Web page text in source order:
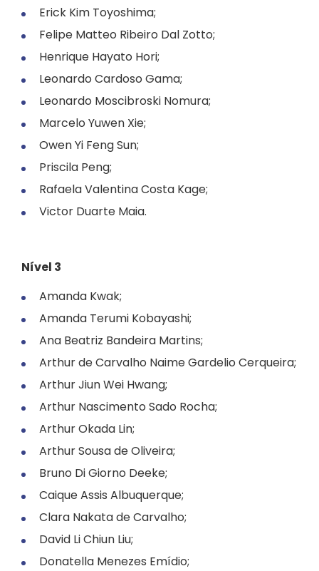
Erick Kim Toyoshima;
Felipe Matteo Ribeiro Dal Zotto;
Henrique Hayato Hori;
Leonardo Cardoso Gama;
Leonardo Moscibroski Nomura;
Marcelo Yuwen Xie;
Owen Yi Feng Sun;
Priscila Peng;
Rafaela Valentina Costa Kage;
Victor Duarte Maia.
Nível 3
Amanda Kwak;
Amanda Terumi Kobayashi;
Ana Beatriz Bandeira Martins;
Arthur de Carvalho Naime Gardelio Cerqueira;
Arthur Jiun Wei Hwang;
Arthur Nascimento Sado Rocha;
Arthur Okada Lin;
Arthur Sousa de Oliveira;
Bruno Di Giorno Deeke;
Caique Assis Albuquerque;
Clara Nakata de Carvalho;
David Li Chiun Liu;
Donatella Menezes Emídio;